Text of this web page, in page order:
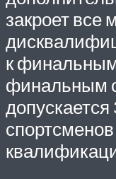
закроет все
к
финальным